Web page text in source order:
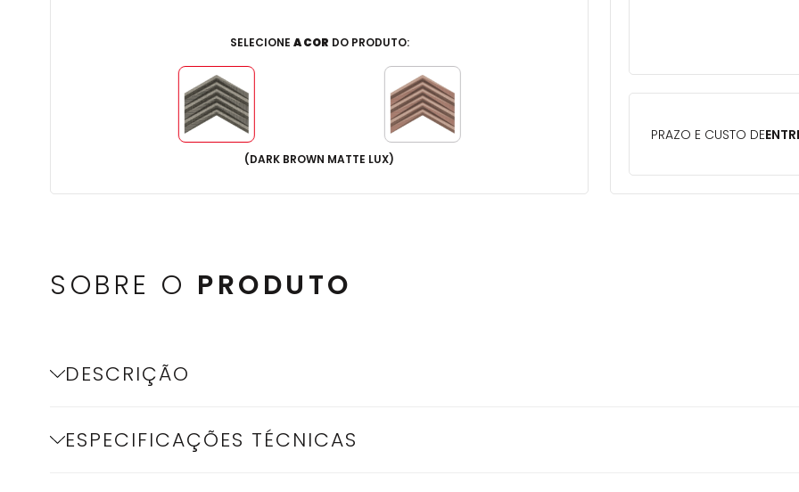
SELECIONE A COR DO PRODUTO:
(DARK BROWN MATTE LUX)
SOBRE O PRODUTO
DESCRIÇÃO
ESPECIFICAÇÕES TÉCNICAS